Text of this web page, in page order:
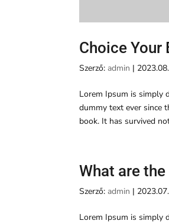
Choice Your
Szerző:admin |
Lorem Ipsum is simply
dummy text ever since
book. It has survived
What are
Szerző:admin |
Lorem Ipsum is simply